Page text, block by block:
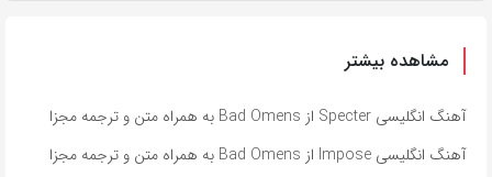
مشاهده بیشتر
آهنگ انگلیسی Specter از Bad Omens به همراه متن و ترجمه مجزا
آهنگ انگلیسی Impose از Bad Omens به همراه متن و ترجمه مجزا